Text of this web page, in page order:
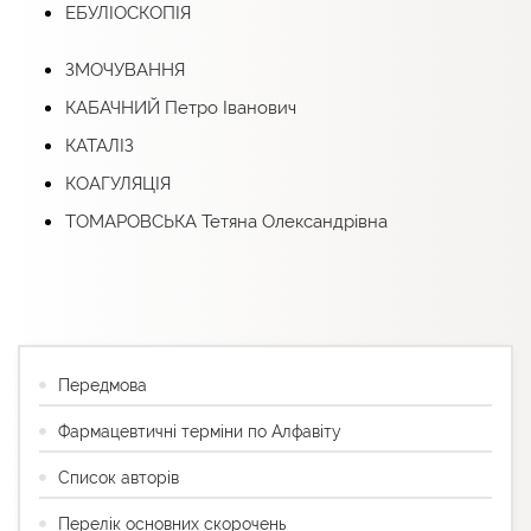
ЕБУЛІОСКОПІЯ
ЗМОЧУВАННЯ
КАБАЧНИЙ Петро Іванович
КАТАЛІЗ
КОАГУЛЯЦІЯ
ТОМАРОВСЬКА Тетяна Олександрівна
Передмова
Фармацевтичні терміни по Алфавіту
Список авторів
Перелік основних скорочень